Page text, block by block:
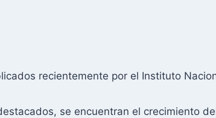
recientemente por el Instituto
se encuentran el crecimiento